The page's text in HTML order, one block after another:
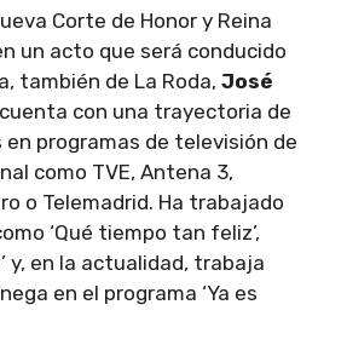
Corte de Honor y Reina
un acto que será conducido
también de La Roda, José
con una trayectoria de
en programas de televisión de
como TVE, Antena 3,
o Telemadrid. Ha trabajado
‘Qué tiempo tan feliz’,
y, en la actualidad, trabaja
en el programa ‘Ya es